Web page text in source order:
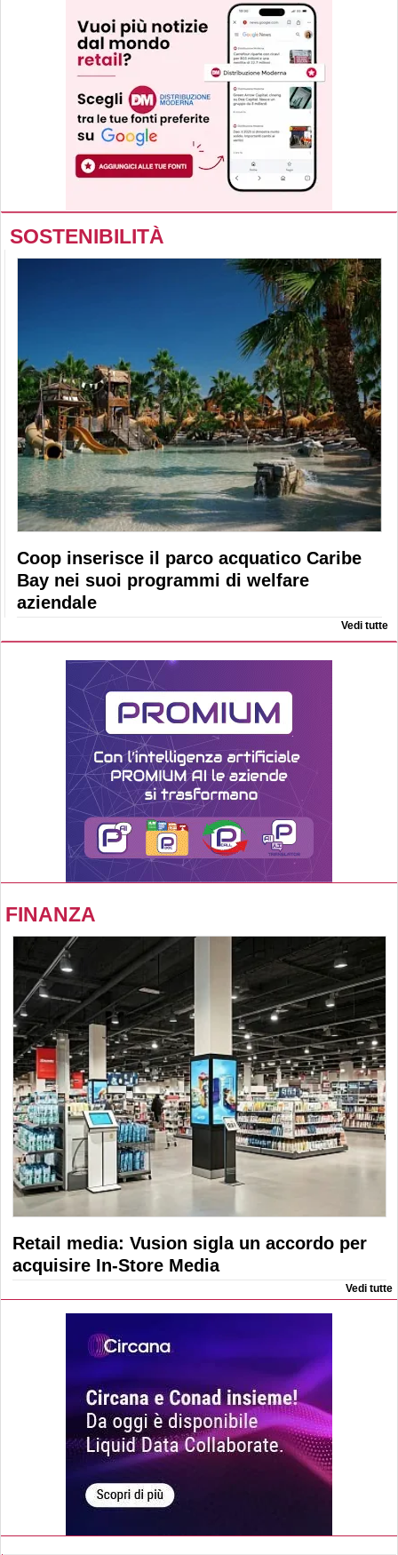
SOSTENIBILITÀ
Coop inserisce il parco acquatico Caribe
Bay nei suoi programmi di welfare
aziendale
Vedi tutte
FINANZA
Retail media: Vusion sigla un accordo per
acquisire In-Store Media
Vedi tutte